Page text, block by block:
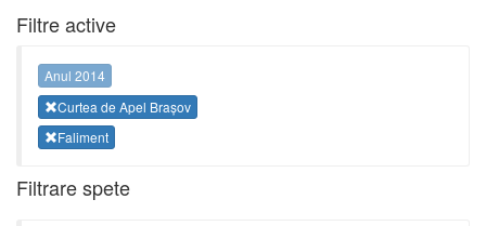
Filtre active
Anul 2014
Curtea de Apel Brașov
Faliment
Filtrare spete